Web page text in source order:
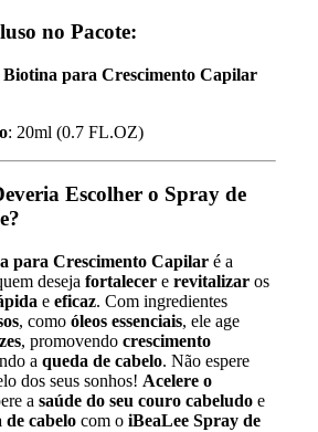
no Pacote:
Biotina para Crescimento Capilar
: 20ml (0.7 FL.OZ)
Escolher o Spray de
para Crescimento Capilar é a
deseja fortalecer e revitalizar os
e eficaz. Com ingredientes
, como óleos essenciais, ele age
, promovendo crescimento
a queda de cabelo. Não espere
dos seus sonhos! Acelere o
a saúde do seu couro cabeludo e
de cabelo com o iBeaLee Spray de